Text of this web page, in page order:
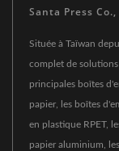
Santa Press
Située à Taïwan
complet de
principales boîtes
papier, les boîtes
en plastique RPET,
papier aluminium,